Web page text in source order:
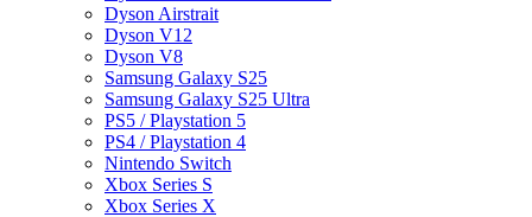
Dyson Airstrait
Dyson V12
Dyson V8
Samsung Galaxy S25
Samsung Galaxy S25 Ultra
PS5 / Playstation 5
PS4 / Playstation 4
Nintendo Switch
Xbox Series S
Xbox Series X